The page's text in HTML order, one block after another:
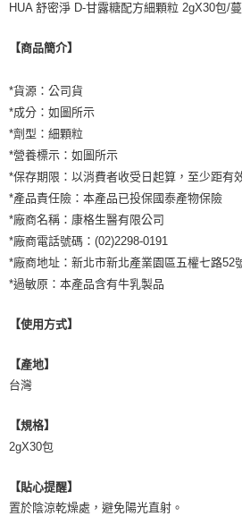
HUA 舒密淨 D-甘露糖配方細顆粒 2gX30包/
【商品簡介】
*貨源：公司貨
*成分：如圖所示
*劑型：細顆粒
*營養標示：如圖所示
*保存期限：以消費者收受日起算，至少距有
*產品責任險：本產品已投保國泰產物保險
*廠商名稱：康格生醫有限公司
*廠商電話號碼：(02)2298-0191
*廠商地址：新北市新北產業園區五權七路52
*過敏原：本產品含有牛乳製品
【使用方式】
【產地】
台灣
【規格】
2gX30包
【貼心提醒】
置於陰涼乾燥處，避免陽光直射。